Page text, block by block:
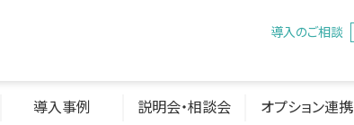
導入事例 説明会・相談会 オプション連携
導入のご相談